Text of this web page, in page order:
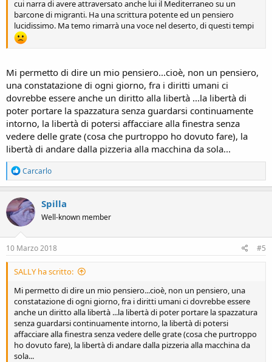
cui narra di avere attraversato anche lui il Mediterraneo su un
barcone di migranti. Ha una scrittura potente ed un pensiero
lucidissimo. Ma temo rimarrà una voce nel deserto, di questi tempi
Mi permetto di dire un mio pensiero...cioè, non un pensiero,
una constatazione di ogni giorno, fra i diritti umani ci
dovrebbe essere anche un diritto alla libertà ...la libertà di
poter portare la spazzatura senza guardarsi continuamente
intorno, la libertà di potersi affacciare alla finestra senza
vedere delle grate (cosa che purtroppo ho dovuto fare), la
libertà di andare dalla pizzeria alla macchina da sola...
R
e
a
c
t
i
o
n
s
Carcarlo
Spilla
Well-known member
10 Marzo 2018 #5
SALLY ha scritto:
Mi permetto di dire un mio pensiero...cioè, non un pensiero, una
constatazione di ogni giorno, fra i diritti umani ci dovrebbe essere
anche un diritto alla libertà ...la libertà di poter portare la spazzatura
senza guardarsi continuamente intorno, la libertà di potersi
affacciare alla finestra senza vedere delle grate (cosa che purtroppo
ho dovuto fare), la libertà di andare dalla pizzeria alla macchina da
sola...